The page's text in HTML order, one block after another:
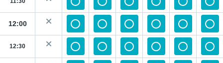
12:00
12:30